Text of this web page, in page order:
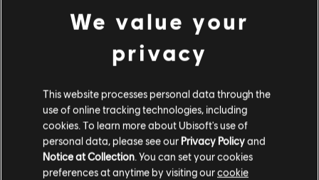
推薦內容
We value your
privacy
This website processes personal data through the
use of online tracking technologies, including
cookies. To learn more about Ubisoft's use of
personal data, please see our Privacy Policyand
Notice at Collection. You can set your cookies
preferences at anytime by visiting ourcookie